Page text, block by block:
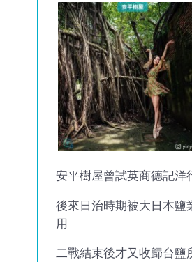
安平樹屋曾試英商德記洋
後來日治時期被大日本鹽
用
二戰結束後才又收歸台鹽